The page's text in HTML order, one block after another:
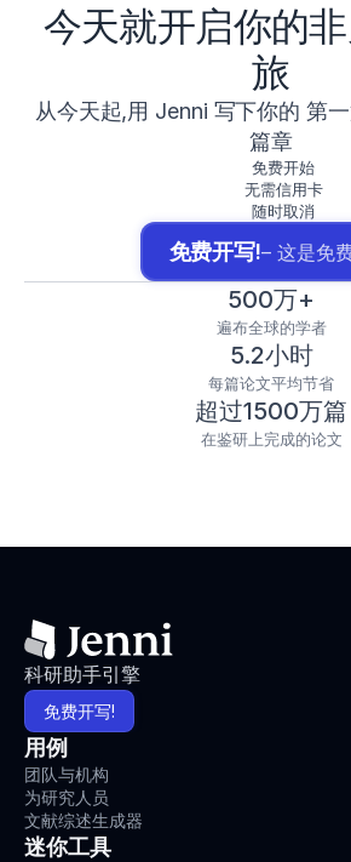
今天就开启你的
旅
从今天起,用 Jenni 写下你的 第
篇章
免费开始
无需信用卡
随时取消
免费开写!– 这是免
500万+
遍布全球的学者
5.2小时
每篇论文平均节省
超过1500万篇
在鉴研上完成的论文
科研助手引擎
免费开写!
用例
团队与机构
为研究人员
文献综述生成器
迷你工具